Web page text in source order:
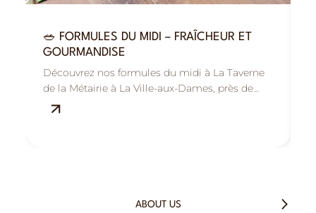
🥗 FORMULES DU MIDI – FRAÎCHEUR ET
GOURMANDISE
Découvrez nos formules du midi à La Taverne
de la Métairie à La Ville-aux-Dames, près de
Tours : savoureuses, fraîches et équilibrées.
ABOUT US